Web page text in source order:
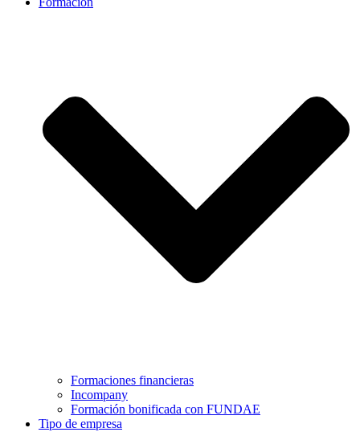
Formaciones financieras
Incompany
Formación bonificada con FUNDAE
Tipo de empresa